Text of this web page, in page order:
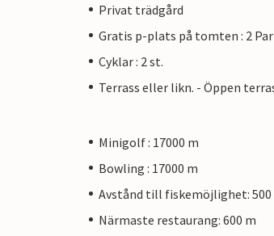
Privat trädgård
Gratis p-plats på tomten : 2
Cyklar : 2 st.
Terrass eller likn. - Öppen
Minigolf : 17000 m
Bowling : 17000 m
Avstånd till fiskemöjlighet: 500
Närmaste restaurang: 600 m